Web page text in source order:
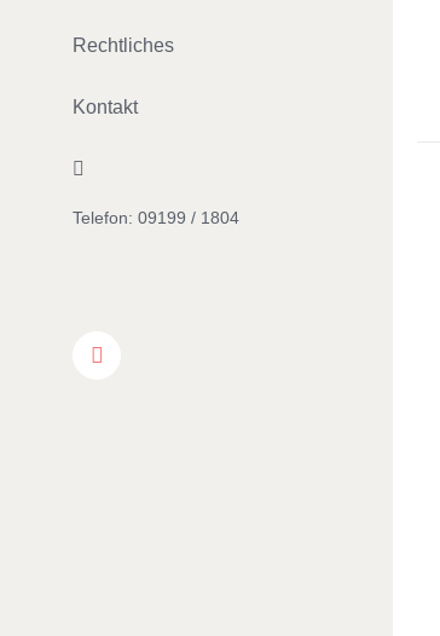
Rechtliches
Kontakt
Facebook